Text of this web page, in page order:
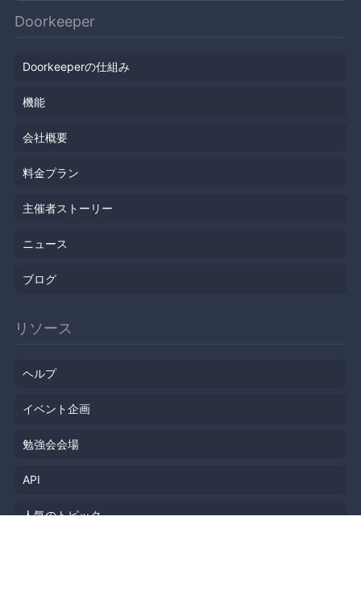
Doorkeeper
Doorkeeperの仕組み
機能
会社概要
料金プラン
主催者ストーリー
ニュース
ブログ
リソース
ヘルプ
イベント企画
勉強会会場
API
人気のトピック